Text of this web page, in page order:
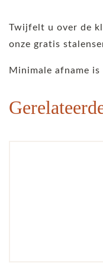
Twijfelt u over de
onze gratis
Minimale afname is